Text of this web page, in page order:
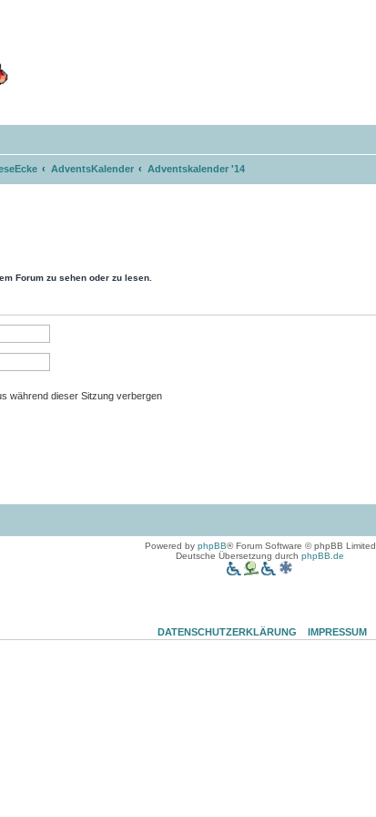
AdventsKalender Adventskalender '14
Forum zu sehen oder zu lesen.
während dieser Sitzung verbergen
Powered by phpBB® Forum Software © phpBB Limited
Deutsche Übersetzung durch phpBB.de
DATENSCHUTZERKLÄRUNG IMPRESSUM